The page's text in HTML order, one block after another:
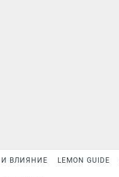
ВЛИЯНИЕ LEMON GUIDE